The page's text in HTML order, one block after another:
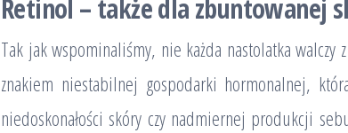
Retinol – także dla zbuntowanej
Tak jak wspominaliśmy, nie każda nastolatka
znakiem niestabilnej gospodarki hormonalnej,
niedoskonałości skóry czy nadmiernej produkcji